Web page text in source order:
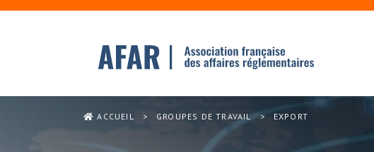
ACCUEIL > GROUPES DE TRAVAIL > EXPORT